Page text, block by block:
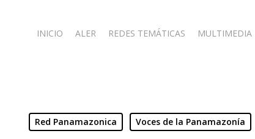
INICIO ALER REDES TEMÁTICAS MULTIMEDIA
Red Panamazonica Voces de la Panamazonía